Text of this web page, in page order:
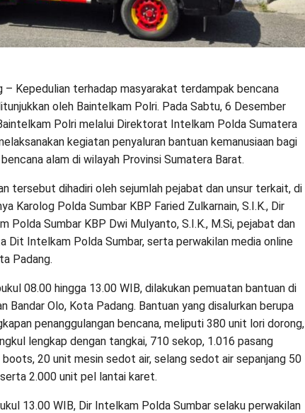
– Kepedulian terhadap masyarakat terdampak bencana
oleh Baintelkam Polri. Pada Sabtu, 6 Desember
Polri melalui Direktorat Intelkam Polda Sumatera
kegiatan penyaluran bantuan kemanusiaan bagi
alam di wilayah Provinsi Sumatera Barat.
tersebut dihadiri oleh sejumlah pejabat dan unsur terkait, di
Karolog Polda Sumbar KBP Faried Zulkarnain, S.I.K., Dir
Polda Sumbar KBP Dwi Mulyanto, S.I.K., M.Si, pejabat dan
Dit Intelkam Polda Sumbar, serta perwakilan media online
Padang.
08.00 hingga 13.00 WIB, dilakukan pemuatan bantuan di
Bandar Olo, Kota Padang. Bantuan yang disalurkan berupa
penanggulangan bencana, meliputi 380 unit lori dorong,
lengkap dengan tangkai, 710 sekop, 1.016 pasang
20 unit mesin sedot air, selang sedot air sepanjang 50
2.000 unit pel lantai karet.
13.00 WIB, Dir Intelkam Polda Sumbar selaku perwakilan